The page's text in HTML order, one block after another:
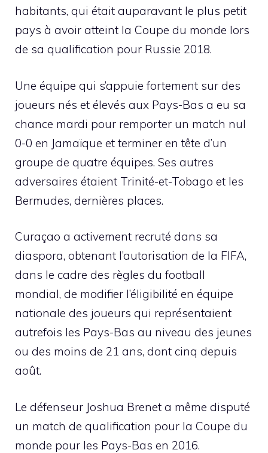
habitants, qui était auparavant le plus petit
pays à avoir atteint la Coupe du monde lors
de sa qualification pour Russie 2018.
Une équipe qui s’appuie fortement sur des
joueurs nés et élevés aux Pays-Bas a eu sa
chance mardi pour remporter un match nul
0-0 en Jamaïque et terminer en tête d’un
groupe de quatre équipes. Ses autres
adversaires étaient Trinité-et-Tobago et les
Bermudes, dernières places.
Curaçao a activement recruté dans sa
diaspora, obtenant l’autorisation de la FIFA,
dans le cadre des règles du football
mondial, de modifier l’éligibilité en équipe
nationale des joueurs qui représentaient
autrefois les Pays-Bas au niveau des jeunes
ou des moins de 21 ans, dont cinq depuis
août.
Le défenseur Joshua Brenet a même disputé
un match de qualification pour la Coupe du
monde pour les Pays-Bas en 2016.